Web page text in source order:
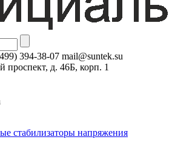
394-38-07 mail@suntek.su
проспект, д. 46Б, корп. 1
стабилизаторы напряжения